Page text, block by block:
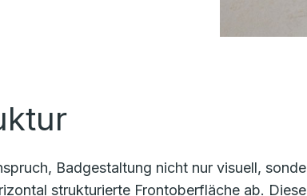
Badgestaltung nicht nur visuell,
strukturierte Frontoberfläche ab.